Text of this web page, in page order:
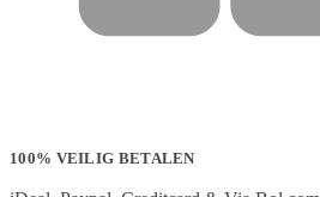
100% VEILIG BETALEN